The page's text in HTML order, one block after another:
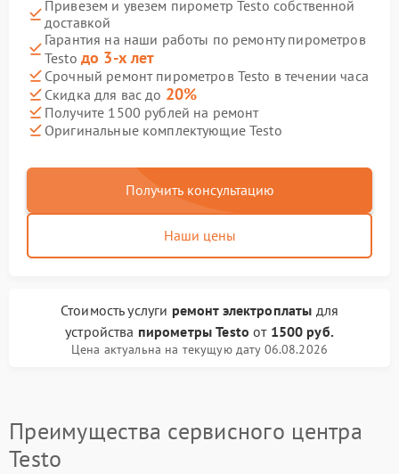
Привезем и увезем пирометр Testo собственной
доставкой
Гарантия на наши работы по ремонту пирометров
Testo до 3-х лет
Срочный ремонт пирометров Testo в течении часа
Скидка для вас до 20%
Получите 1500 рублей на ремонт
Оригинальные комплектующие Testo
Получить консультацию
Наши цены
Стоимость услуги ремонт электроплаты для
устройства пирометры Testo от 1500 руб.
Цена актуальна на текущую дату 06.08.2026
Преимущества сервисного центра
Testo